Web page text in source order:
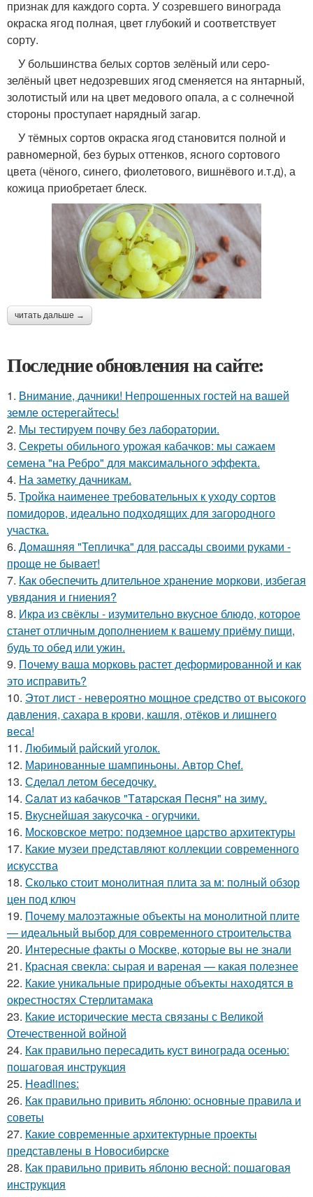
признак для каждого сорта. У созревшего винограда
окраска ягод полная, цвет глубокий и соответствует
сорту.
У большинства белых сортов зелёный или серо-
зелёный цвет недозревших ягод сменяется на янтарный,
золотистый или на цвет медового опала, а с солнечной
стороны проступает нарядный загар.
У тёмных сортов окраска ягод становится полной и
равномерной, без бурых оттенков, ясного сортового
цвета (чёного, синего, фиолетового, вишнёвого и.т.д), а
кожица приобретает блеск.
читать дальше →
Последние обновления на сайте:
1. Внимание, дачники! Непрошенных гостей на вашей
земле остерегайтесь!
2. Мы тестируем почву без лаборатории.
3. Секреты обильного урожая кабачков: мы сажаем
семена "на Ребро" для максимального эффекта.
4. На заметку дачникам.
5. Тройка наименее требовательных к уходу сортов
помидоров, идеально подходящих для загородного
участка.
6. Домашняя "Тепличка" для рассады своими руками -
проще не бывает!
7. Как обеспечить длительное хранение моркови, избегая
увядания и гниения?
8. Икра из свёклы - изумительно вкусное блюдо, которое
станет отличным дополнением к вашему приёму пищи,
будь то обед или ужин.
9. Почему ваша морковь растет деформированной и как
это исправить?
10. Этот лист - невероятно мощное средство от высокого
давления, сахара в крови, кашля, отёков и лишнего
веса!
11. Любимый райский уголок.
12. Маринованные шампиньоны. Автор Chef.
13. Сделал летом беседочку.
14. Caлaт из кaбaчкoв "Тaтapcкaя Пecня" нa зиму.
15. Вкуснейшая закусочка - огурчики.
16. Московское метро: подземное царство архитектуры
17. Какие музеи представляют коллекции современного
искусства
18. Сколько стоит монолитная плита за м: полный обзор
цен под ключ
19. Почему малоэтажные объекты на монолитной плите
— идеальный выбор для современного строительства
20. Интересные факты о Москве, которые вы не знали
21. Красная свекла: сырая и вареная — какая полезнее
22. Какие уникальные природные объекты находятся в
окрестностях Стерлитамака
23. Какие исторические места связаны с Великой
Отечественной войной
24. Как правильно пересадить куст винограда осенью:
пошаговая инструкция
25. Headlines:
26. Как правильно привить яблоню: основные правила и
советы
27. Какие современные архитектурные проекты
представлены в Новосибирске
28. Как правильно привить яблоню весной: пошаговая
инструкция